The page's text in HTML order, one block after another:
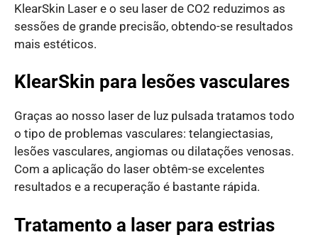
KlearSkin Laser e o seu laser de CO2 reduzimos as
sessões de grande precisão, obtendo-se resultados
mais estéticos.
KlearSkin para lesões vasculares
Graças ao nosso laser de luz pulsada tratamos todo
o tipo de problemas vasculares: telangiectasias,
lesões vasculares, angiomas ou dilatações venosas.
Com a aplicação do laser obtêm-se excelentes
resultados e a recuperação é bastante rápida.
Tratamento a laser para estrias